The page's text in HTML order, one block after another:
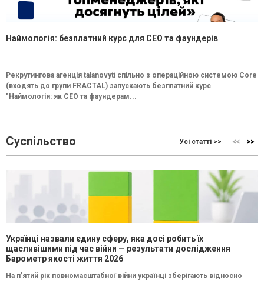
Наймологія: безплатний курс для CEO та фаундерів
Рекрутингова агенція talanovyti спільно з операційною системою Core
(входять до групи FRACTAL) запускають безплатний курс
"Наймологія: як СEO та фаундерам...
Суспільство Усі статті >>
Українці назвали єдину сферу, яка досі робить їх
щасливішими під час війни — результати дослідження
Барометр якості життя 2026
На п’ятий рік повномасштабної війни українці зберігають відносно